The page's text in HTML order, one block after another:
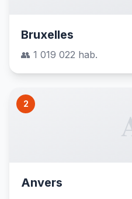
Bruxelles
👥 1 019 022 hab.
2
Anvers